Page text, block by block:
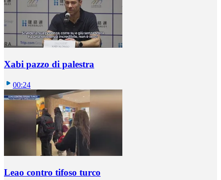
Xabi pazzo di palestra
00:24
Leao contro tifoso turco